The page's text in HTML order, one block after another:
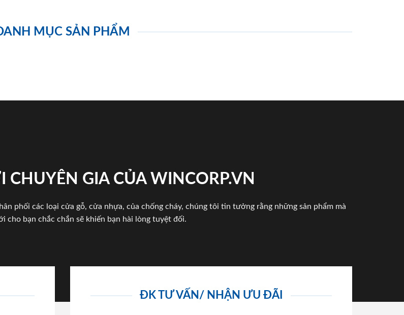
MỤC SẢN PHẨM
CHUYÊN GIA CỦA WINCORP.VN
phối các loại cửa gỗ, cửa nhựa, của chống cháy, chúng tôi tin tưởng rằng những sản phẩm mà
cho bạn chắc chắn sẽ khiến bạn hài lòng tuyệt đối.
ĐK TƯ VẤN/ NHẬN ƯU ĐÃI